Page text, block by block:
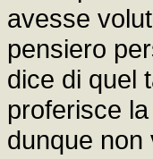
avesse
pensiero
dice di quel
proferisce
dunque